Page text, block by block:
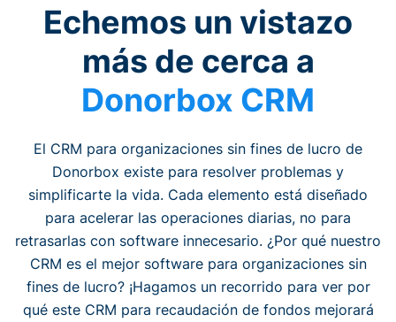
Echemos un vistazo
más de cerca a
Donorbox CRM
El CRM para organizaciones sin fines de lucro de
Donorbox existe para resolver problemas y
simplificarte la vida. Cada elemento está diseñado
para acelerar las operaciones diarias, no para
retrasarlas con software innecesario. ¿Por qué nuestro
CRM es el mejor software para organizaciones sin
fines de lucro? ¡Hagamos un recorrido para ver por
qué este CRM para recaudación de fondos mejorará